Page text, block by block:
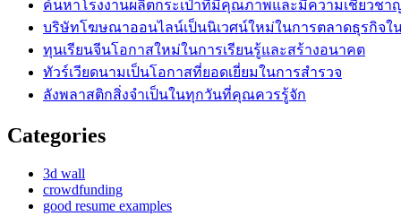
ค้นหาโรงงานผลิตกระเป๋าที่มีคุณภาพและมีความเชี่ยวชา
บริษัทโฆษณาออนไลน์เป็นนิเวศน์ใหม่ในการตลาดธุรกิจใ
ทุนเรียนจีนโอกาสใหม่ในการเรียนรู้และสร้างอนาคต
ทัวร์เวียดนามเป็นโอกาสที่ยอดเยี่ยมในการสำรวจ
ลังพลาสติกสิ่งจำเป็นในทุกวันที่คุณควรรู้จัก
Categories
3d wall
crowdfunding
good resume examples